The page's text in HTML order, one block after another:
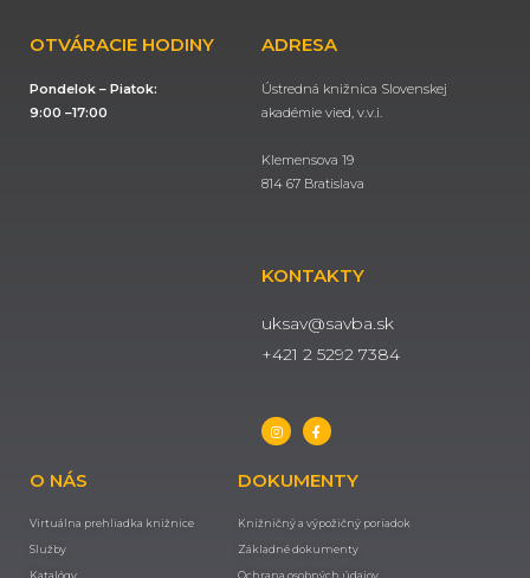
OTVÁRACIE HODINY
Pondelok – Piatok:
9:00 –17:00
ADRESA
Ústredná knižnica Slovenskej
akadémie vied, v.v.i.
Klemensova 19
814 67 Bratislava
KONTAKTY
uksav@savba.sk
+421 2 5292 7384
O NÁS
Virtuálna prehliadka knižnice
Služby
Katalógy
DOKUMENTY
Knižničný a výpožičný poriadok
Základné dokumenty
Ochrana osobných údajov